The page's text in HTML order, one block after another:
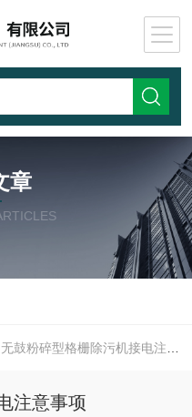
章
无鼓粉碎型格栅除污机接电注意事项
注意事项